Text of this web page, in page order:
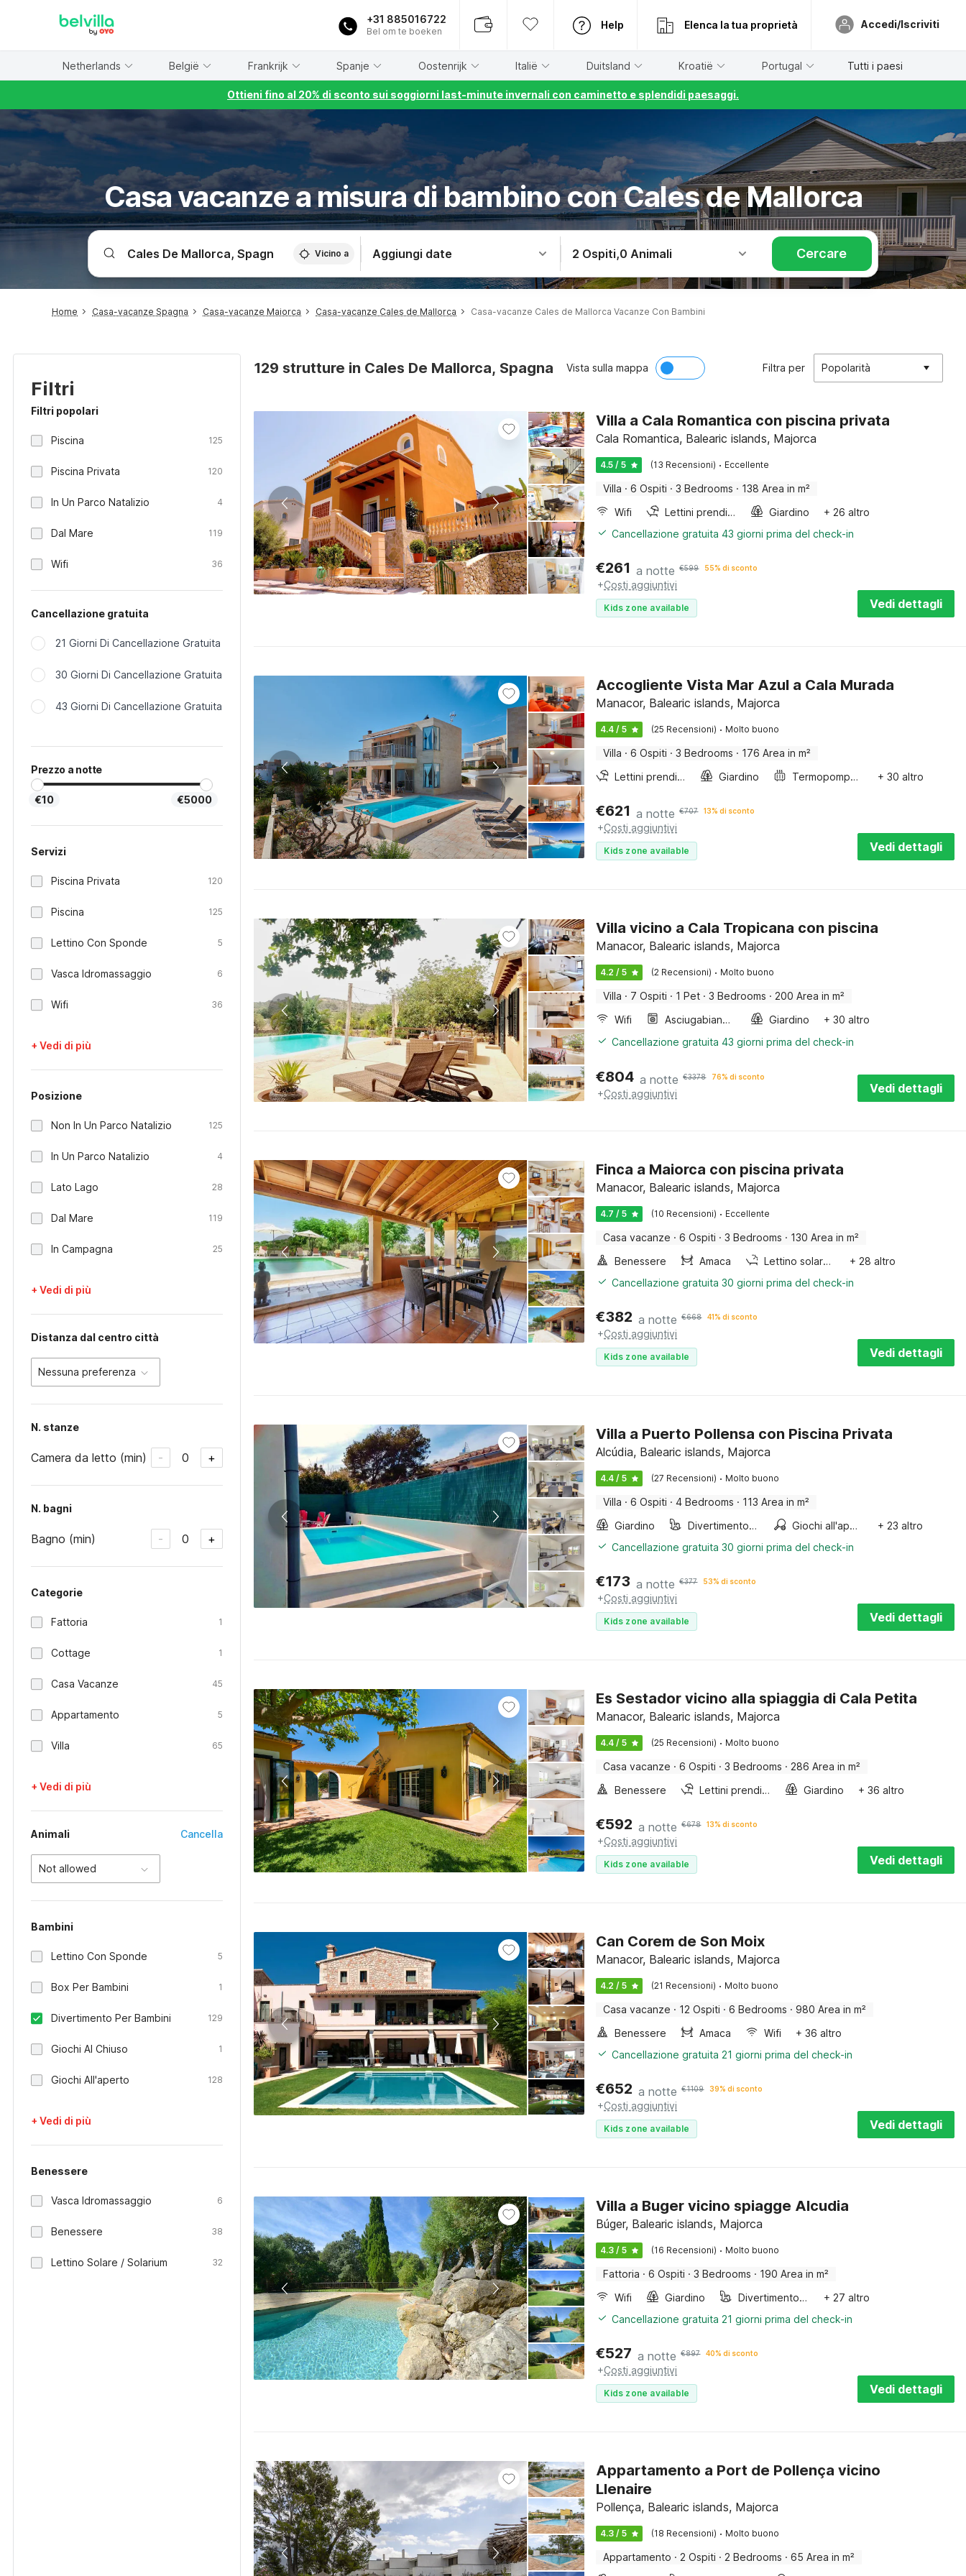
+31 885016722
Bel om te boeken
Help Elenca la tua proprietà Accedi/Iscriviti
Netherlands België Frankrijk Spanje Oostenrijk Italië Duitsland Kroatië Portugal Tutti i paesi
Ottieni fino al 20% di sconto sui soggiorni last-minute invernali con caminetto e splendidi paesaggi.
Casa vacanze a misura di bambino con Cales de Mallorca
Vicino a Aggiungi date 2 Ospiti,0 Animali Cercare
Home Casa-vacanze Spagna Casa-vacanze Maiorca Casa-vacanze Cales de Mallorca Casa-vacanze Cales de Mallorca Vacanze Con Bambini
Filtri
Filtri popolari
Piscina 125
Piscina Privata 120
In Un Parco Natalizio 4
Dal Mare 119
Wifi 36
Cancellazione gratuita
21 Giorni Di Cancellazione Gratuita
30 Giorni Di Cancellazione Gratuita
43 Giorni Di Cancellazione Gratuita
Prezzo a notte
€10 €5000
Servizi
Piscina Privata 120
Piscina 125
Lettino Con Sponde 5
Vasca Idromassaggio 6
Wifi 36
+ Vedi di più
Posizione
Non In Un Parco Natalizio 125
In Un Parco Natalizio 4
Lato Lago 28
Dal Mare 119
In Campagna 25
+ Vedi di più
Distanza dal centro città
Nessuna preferenza
N. stanze
Camera da letto (min) - 0 +
N. bagni
Bagno (min) - 0 +
Categorie
Fattoria 1
Cottage 1
Casa Vacanze 45
Appartamento 5
Villa 65
+ Vedi di più
Animali Cancella
Not allowed
Bambini
Lettino Con Sponde 5
Box Per Bambini 1
Divertimento Per Bambini 129
Giochi Al Chiuso 1
Giochi All'aperto 128
+ Vedi di più
Benessere
Vasca Idromassaggio 6
Benessere 38
Lettino Solare / Solarium 32
129 strutture in Cales De Mallorca, Spagna Vista sulla mappa Filtra per Popolarità
Villa a Cala Romantica con piscina privata
Cala Romantica, Balearic islands, Majorca
4.5 / 5 (13 Recensioni) · Eccellente
Villa · 6 Ospiti · 3 Bedrooms · 138 Area in m²
Wifi
Lettini prendisole Giardino
+ 26 altro
Cancellazione gratuita 43 giorni prima del check-in
€261 a notte €599 55% di sconto
+Costi aggiuntivi
Kids zone available Vedi dettagli
Accogliente Vista Mar Azul a Cala Murada
Manacor, Balearic islands, Majorca
4.4 / 5 (25 Recensioni) · Molto buono
Villa · 6 Ospiti · 3 Bedrooms · 176 Area in m²
Lettini prendisole
Giardino Termopompa aria-aria + 30 altro
€621 a notte €707 13% di sconto
+Costi aggiuntivi
Kids zone available Vedi dettagli
Villa vicino a Cala Tropicana con piscina
Manacor, Balearic islands, Majorca
4.2 / 5 (2 Recensioni) · Molto buono
Villa · 7 Ospiti · 1 Pet · 3 Bedrooms · 200 Area in m²
Wifi
Asciugabiancheria Giardino
+ 30 altro
Cancellazione gratuita 43 giorni prima del check-in
€804 a notte €3378 76% di sconto
+Costi aggiuntivi Vedi dettagli
Finca a Maiorca con piscina privata
Manacor, Balearic islands, Majorca
4.7 / 5 (10 Recensioni) · Eccellente
Casa vacanze · 6 Ospiti · 3 Bedrooms · 130 Area in m²
Benessere
Amaca Lettino solare / solarium
+ 28 altro
Cancellazione gratuita 30 giorni prima del check-in
€382 a notte €668 41% di sconto
+Costi aggiuntivi
Kids zone available Vedi dettagli
Villa a Puerto Pollensa con Piscina Privata
Alcúdia, Balearic islands, Majorca
4.4 / 5 (27 Recensioni) · Molto buono
Villa · 6 Ospiti · 4 Bedrooms · 113 Area in m²
Giardino
Divertimento per bambini Giochi all'aperto
+ 23 altro
Cancellazione gratuita 30 giorni prima del check-in
€173 a notte €377 53% di sconto
+Costi aggiuntivi
Kids zone available Vedi dettagli
Es Sestador vicino alla spiaggia di Cala Petita
Manacor, Balearic islands, Majorca
4.4 / 5 (25 Recensioni) · Molto buono
Casa vacanze · 6 Ospiti · 3 Bedrooms · 286 Area in m²
Benessere
Lettini prendisole Giardino + 36 altro
€592 a notte €678 13% di sconto
+Costi aggiuntivi
Kids zone available Vedi dettagli
Can Corem de Son Moix
Manacor, Balearic islands, Majorca
4.2 / 5 (21 Recensioni) · Molto buono
Casa vacanze · 12 Ospiti · 6 Bedrooms · 980 Area in m²
Benessere
Amaca Wifi
+ 36 altro
Cancellazione gratuita 21 giorni prima del check-in
€652 a notte €1109 39% di sconto
+Costi aggiuntivi
Kids zone available Vedi dettagli
Villa a Buger vicino spiagge Alcudia
Búger, Balearic islands, Majorca
4.3 / 5 (16 Recensioni) · Molto buono
Fattoria · 6 Ospiti · 3 Bedrooms · 190 Area in m²
Wifi
Giardino Divertimento per bambini
+ 27 altro
Cancellazione gratuita 21 giorni prima del check-in
€527 a notte €897 40% di sconto
+Costi aggiuntivi
Kids zone available Vedi dettagli
Appartamento a Port de Pollença vicino
Llenaire
Pollença, Balearic islands, Majorca
4.3 / 5 (18 Recensioni) · Molto buono
Appartamento · 2 Ospiti · 2 Bedrooms · 65 Area in m²